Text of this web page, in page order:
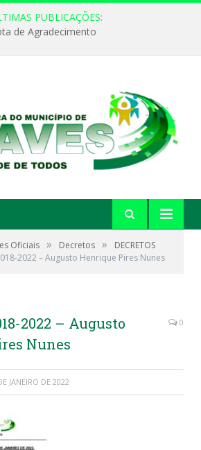
PUBLICAÇÕES:
de Agradecimento
Oficiais » Decretos »
DECRETOS
2022 – Augusto Henrique Pires Nunes
2022 – Augusto
Nunes
0
JANEIRO DE 2022